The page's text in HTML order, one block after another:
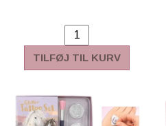
TILFØJ TIL KURV